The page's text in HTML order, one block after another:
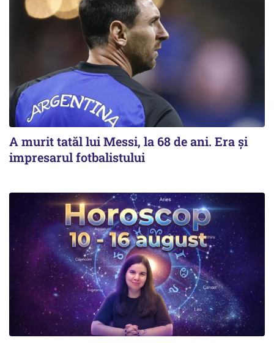
A murit tatăl lui Messi, la 68 de ani. Era și
impresarul fotbalistului